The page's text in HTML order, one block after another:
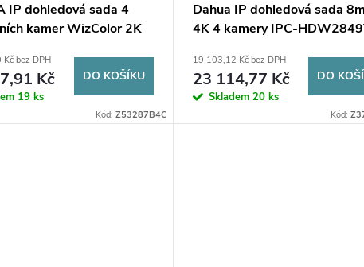
IP dohledová sada 4
kamer WizColor 2K
bez DPH
Kč
19 ks
DO KOŠÍKU
Kód: Z53287B4C
Dahua IP dohledová sada
4K 4 kamery IPC-
19 103,12 Kč bez DPH
23 114,77 Kč
Skladem 20 ks
DO
Kód: